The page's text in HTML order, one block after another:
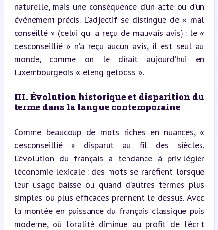
naturelle, mais une conséquence d’un acte ou d’un
événement précis. L’adjectif se distingue de « mal
conseillé » (celui qui a reçu de mauvais avis) : le «
desconseillié » n’a reçu aucun avis, il est seul au
monde, comme on le dirait aujourd’hui en
luxembourgeois « eleng gelooss ».
III. Évolution historique et disparition du
terme dans la langue contemporaine
Comme beaucoup de mots riches en nuances, «
desconseillié » disparut au fil des siècles.
L’évolution du français a tendance à privilégier
l’économie lexicale : des mots se raréfient lorsque
leur usage baisse ou quand d’autres termes plus
simples ou plus efficaces prennent le dessus. Avec
la montée en puissance du français classique puis
moderne, où l’oralité diminue au profit de l’écrit